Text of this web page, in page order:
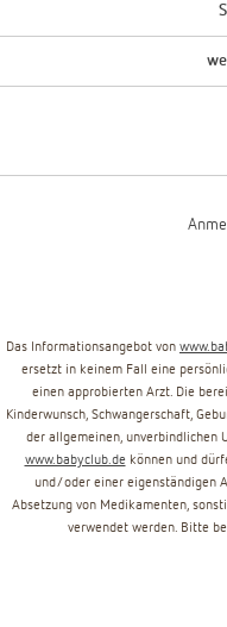
Das Informationsangebot von
ersetzt in keinem Fall eine
einen approbierten Arzt. Die
Kinderwunsch, Schwangerschaft,
der allgemeinen, unverbindlichen
www.babyclub.de können und
und/oder einer eigenständigen
Absetzung von Medikamenten,
verwendet werden. Bitte